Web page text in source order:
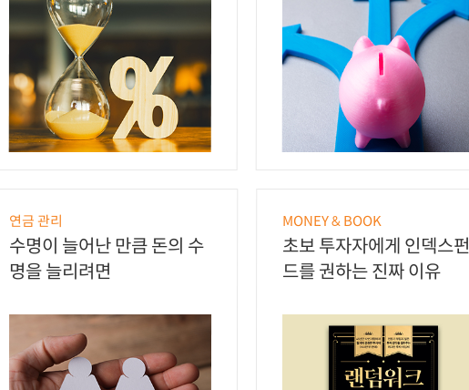
연금 관리
수명이 늘어난 만큼 돈의 수
명을 늘리려면
MONEY & BOOK
초보 투자자에게 인덱스펀
드를 권하는 진짜 이유